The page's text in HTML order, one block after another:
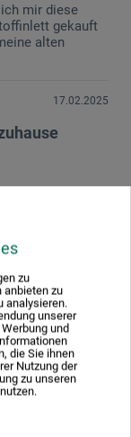
zu
anbieten zu
analysieren.
unserer
und
die Sie ihnen
Nutzung der
zu unseren
mir diese
gekauft
alten
17.02.2025
x30 = Platz
von
Obenauf
das Ganze
im Internet -
die alle 4
Auto habe ich
gelegt und
-), und
+